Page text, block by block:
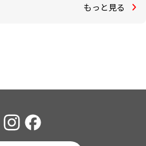
もっと見る